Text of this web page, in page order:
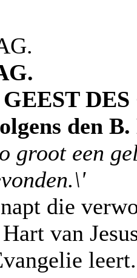
den
groot een
die
van